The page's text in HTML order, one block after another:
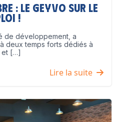
: le GEYVO sur le
!
de développement, a
deux temps forts dédiés à
et […]
Lire la suite